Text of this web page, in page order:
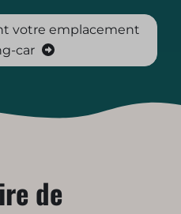
votre emplacement
car
de